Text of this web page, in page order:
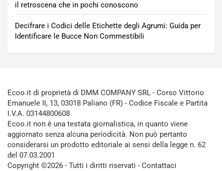
il retroscena che in pochi conoscono
Decifrare i Codici delle Etichette degli Agrumi: Guida per
Identificare le Bucce Non Commestibili
Ecoo.it di proprietà di DMM COMPANY SRL - Corso Vittorio
Emanuele II, 13, 03018 Paliano (FR) - Codice Fiscale e Partita
I.V.A. 03144800608
Ecoo.it non è una testata giornalistica, in quanto viene
aggiornato senza alcuna periodicità. Non può pertanto
considerarsi un prodotto editoriale ai sensi della legge n. 62
del 07.03.2001
Copyright ©2026 - Tutti i diritti riservati - Contattaci